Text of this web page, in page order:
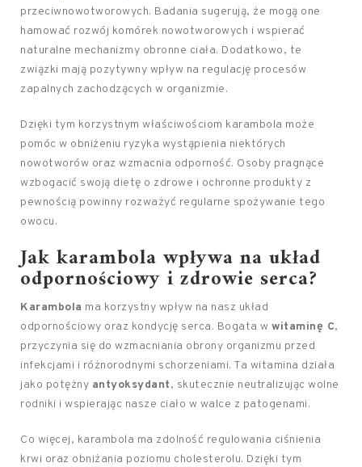
przeciwnowotworowych. Badania sugerują, że mogą one
hamować rozwój komórek nowotworowych i wspierać
naturalne mechanizmy obronne ciała. Dodatkowo, te
związki mają pozytywny wpływ na regulację procesów
zapalnych zachodzących w organizmie.
Dzięki tym korzystnym właściwościom karambola może
pomóc w obniżeniu ryzyka wystąpienia niektórych
nowotworów oraz wzmacnia odporność. Osoby pragnące
wzbogacić swoją dietę o zdrowe i ochronne produkty z
pewnością powinny rozważyć regularne spożywanie tego
owocu.
Jak karambola wpływa na układ
odpornościowy i zdrowie serca?
Karambola ma korzystny wpływ na nasz układ
odpornościowy oraz kondycję serca. Bogata w witaminę C,
przyczynia się do wzmacniania obrony organizmu przed
infekcjami i różnorodnymi schorzeniami. Ta witamina działa
jako potężny antyoksydant, skutecznie neutralizując wolne
rodniki i wspierając nasze ciało w walce z patogenami.
Co więcej, karambola ma zdolność regulowania ciśnienia
krwi oraz obniżania poziomu cholesterolu. Dzięki tym